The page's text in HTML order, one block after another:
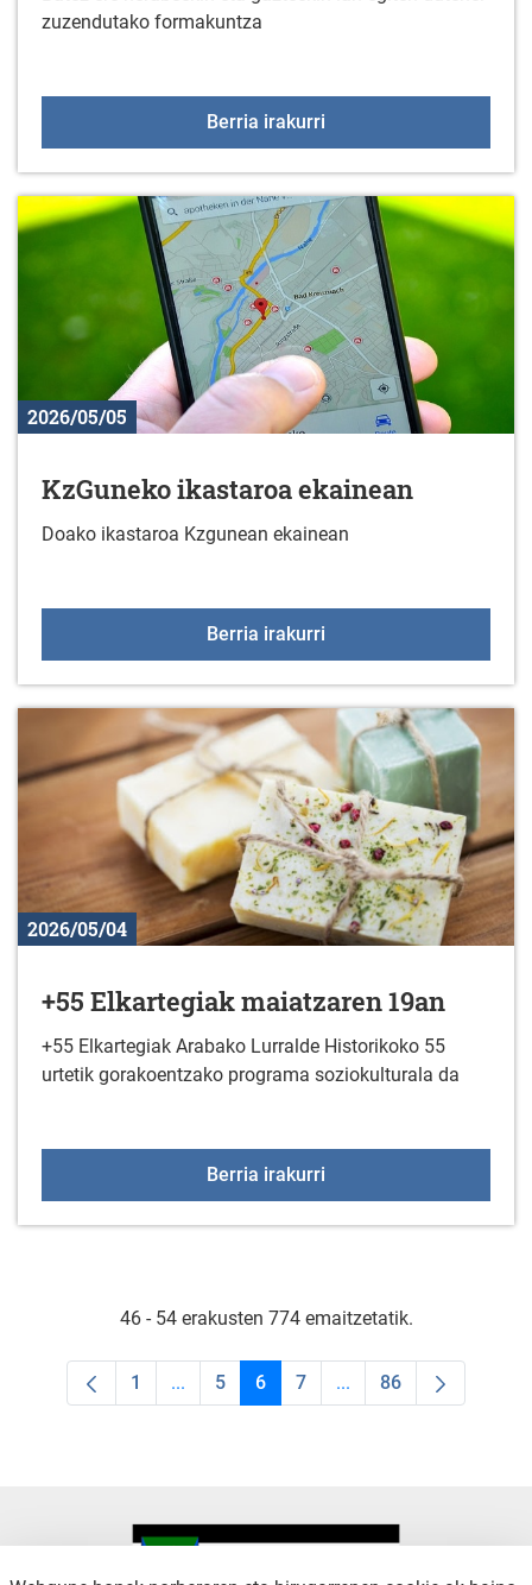
zuzendutako formakuntza
Berria irakurri
2026/05/05
KzGuneko ikastaroa ekainean
Doako ikastaroa Kzgunean ekainean
Berria irakurri
2026/05/04
+55 Elkartegiak maiatzaren 19an
+55 Elkartegiak Arabako Lurralde Historikoko 55
urtetik gorakoentzako programa soziokulturala da
Berria irakurri
46 - 54 erakusten 774 emaitzetatik.
Orrialdea
1 ...Intermediate Pages Use TAB to navigate.
Orrialdea
5 Orrialdea
6 Orrialdea
7 ...Intermediate Pages
Orrialdea
86